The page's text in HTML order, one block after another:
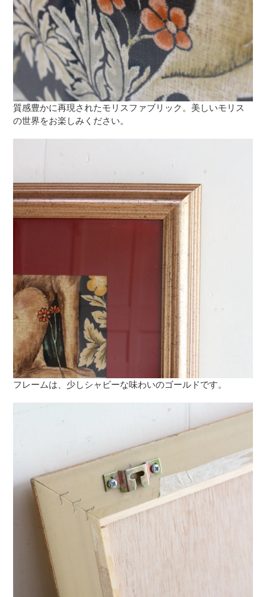
質感豊かに再現されたモリスファブリック。美しいモリス
の世界をお楽しみください。
フレームは、少しシャビーな味わいのゴールドです。